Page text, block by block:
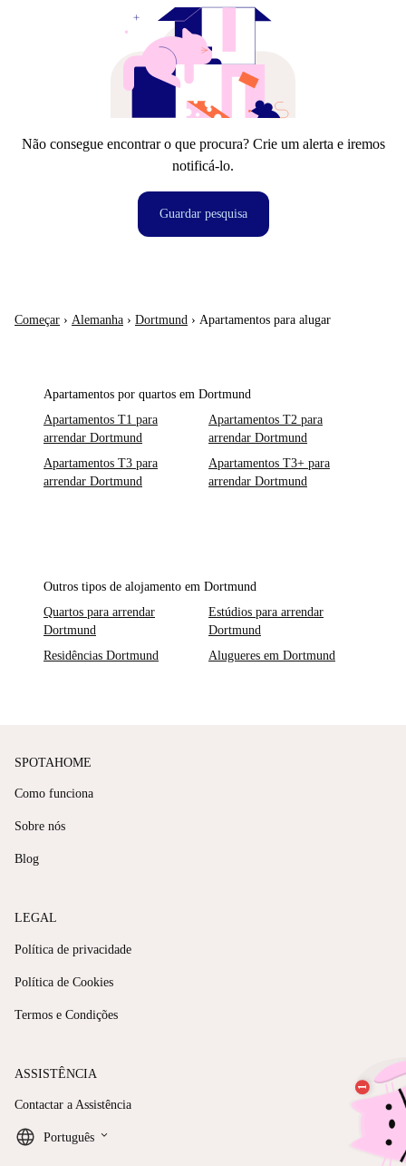
Não consegue encontrar o que procura? Crie um alerta e iremos
notificá-lo.
Guardar pesquisa
Começar › Alemanha › Dortmund › Apartamentos para alugar
Apartamentos por quartos em Dortmund
Apartamentos T1 para
arrendar Dortmund
Apartamentos T2 para
arrendar Dortmund
Apartamentos T3 para
arrendar Dortmund
Apartamentos T3+ para
arrendar Dortmund
Outros tipos de alojamento em Dortmund
Quartos para arrendar
Dortmund
Estúdios para arrendar
Dortmund
Residências Dortmund
Alugueres em Dortmund
SPOTAHOME
Como funciona
Sobre nós
Blog
LEGAL
Política de privacidade
Política de Cookies
Termos e Condições
ASSISTÊNCIA
Contactar a Assistência
Português keyboard_arrow_down